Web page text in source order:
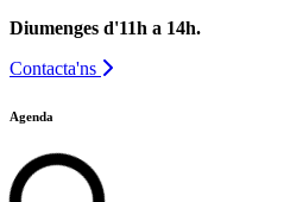
Diumenges d'11h a 14h.
Contacta'ns
Agenda